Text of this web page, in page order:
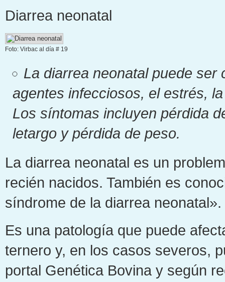
Diarrea neonatal
Foto: Virbac al día # 19
La diarrea neonatal puede
agentes infecciosos, el estrés,
Los síntomas incluyen pérdida
letargo y pérdida de peso.
La diarrea neonatal es un
recién nacidos. También es
síndrome de la diarrea neonatal».
Es una patología que puede
ternero y, en los casos severos,
portal Genética Bovina y según